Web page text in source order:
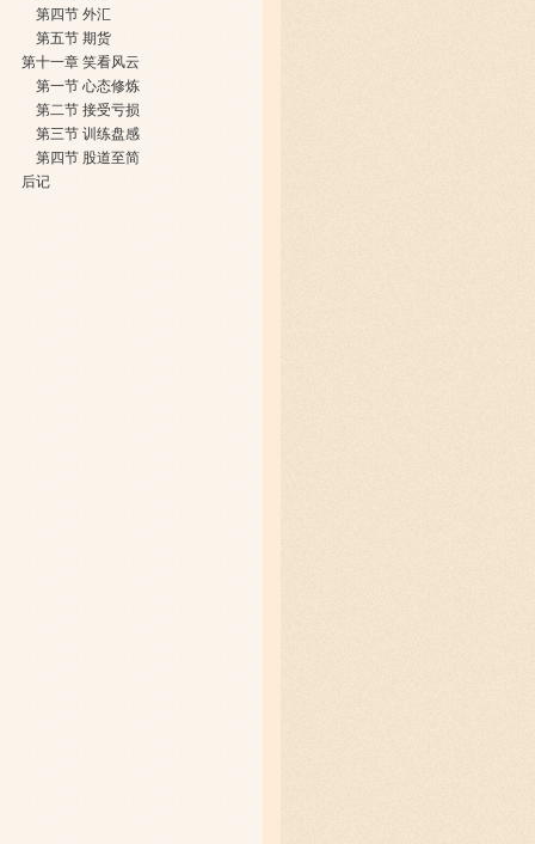
第四节 ​外汇
第五节 ​期货
第十一章 笑看风云
第一节 ​心态修炼
第二节 ​接受亏损
第三节 ​训练盘感
第四节 ​股道至简
后记